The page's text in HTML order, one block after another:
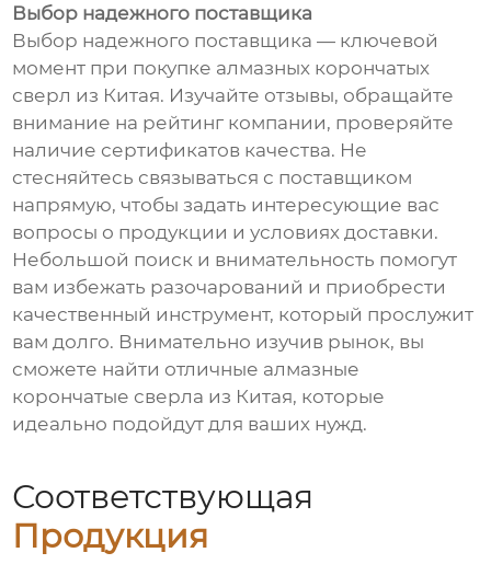
Выбор надежного поставщика
Выбор надежного поставщика — ключевой
момент при покупке алмазных корончатых
сверл из Китая. Изучайте отзывы, обращайте
внимание на рейтинг компании, проверяйте
наличие сертификатов качества. Не
стесняйтесь связываться с поставщиком
напрямую, чтобы задать интересующие вас
вопросы о продукции и условиях доставки.
Небольшой поиск и внимательность помогут
вам избежать разочарований и приобрести
качественный инструмент, который прослужит
вам долго. Внимательно изучив рынок, вы
сможете найти отличные алмазные
корончатые сверла из Китая, которые
идеально подойдут для ваших нужд.
Соответствующая
Продукция